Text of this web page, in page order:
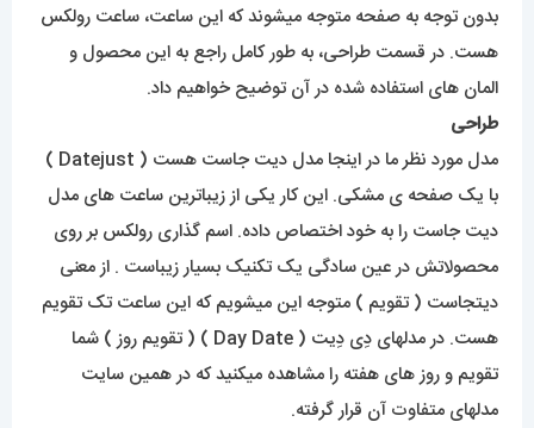
بدون توجه به صفحه متوجه میشوند که این ساعت، ساعت رولکس
هست. در قسمت طراحی، به طور کامل راجع به این محصول و
المان های استفاده شده در آن توضیح خواهیم داد.
طراحی
مدل مورد نظر ما در اینجا مدل دیت جاست هست ( Datejust )
با یک صفحه ی مشکی. این کار یکی از زیباترین ساعت های مدل
دیت جاست را به خود اختصاص داده. اسم گذاری رولکس بر روی
محصولاتش در عین سادگی یک تکنیک بسیار زیباست . از معنی
دیتجاست ( تقویم ) متوجه این میشویم که این ساعت تک تقویم
هست. در مدلهای دِی دِیت ( Day Date ) ( تقویم روز ) شما
تقویم و روز های هفته را مشاهده میکنید که در همین سایت
مدلهای متفاوت آن قرار گرفته.